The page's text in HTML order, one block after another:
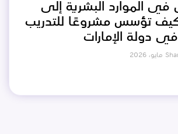
الموارد البشرية إلى
كيف تؤسس مشروعًا للتدريب
دولة الإمارات